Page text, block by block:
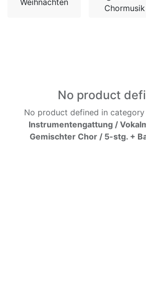
Weihnachten
Chormusik
No product
No product defined in category
Instrumentengattung /
Gemischter Chor / 5-stg. +